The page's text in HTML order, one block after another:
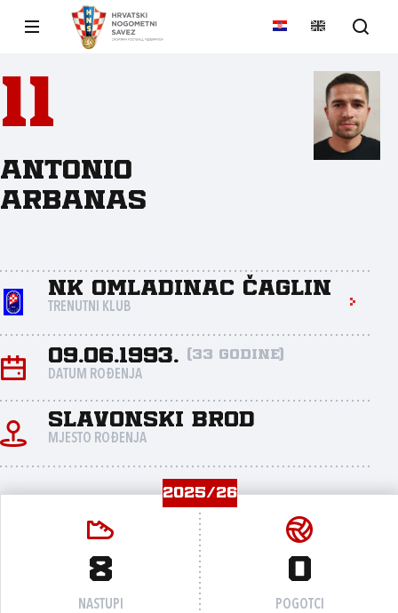
11
Antonio
Arbanas
NK Omladinac Čaglin
TRENUTNI KLUB
09.06.1993. (33 godine)
DATUM ROĐENJA
Slavonski Brod
MJESTO ROĐENJA
2025/26
8
NASTUPI
0
POGOTCI